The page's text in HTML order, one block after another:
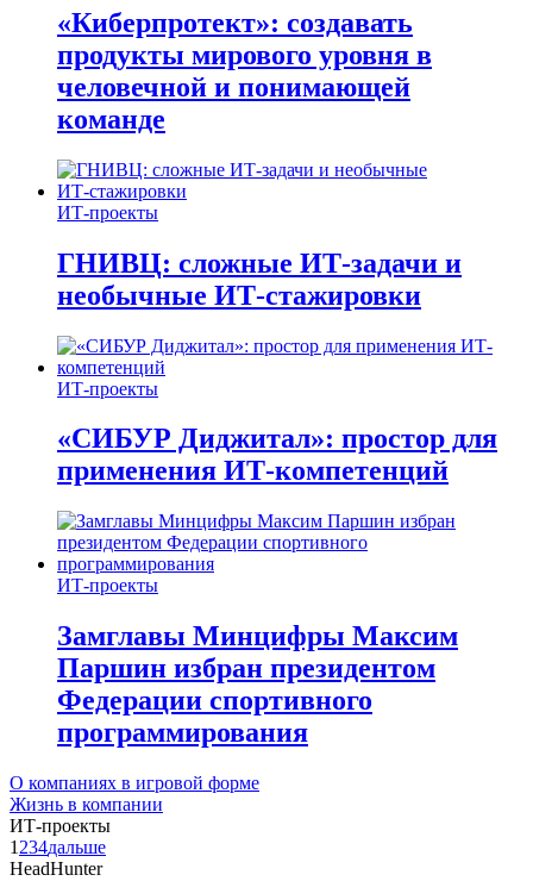
«Киберпротект»: создавать
продукты мирового уровня в
человечной и понимающей
команде
ИТ-проекты
ГНИВЦ: сложные ИТ‑задачи и
необычные ИТ‑стажировки
ИТ-проекты
«СИБУР Диджитал»: простор для
применения ИТ-компетенций
ИТ-проекты
Замглавы Минцифры Максим
Паршин избран президентом
Федерации спортивного
программирования
О компаниях в игровой форме
Жизнь в компании
ИТ-проекты
1 234дальше
HeadHunter